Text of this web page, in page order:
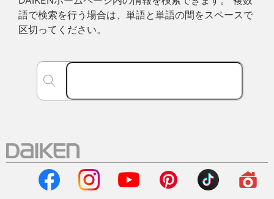
語で検索を行う場合は、単語と単語の間をスペースで
区切ってください。